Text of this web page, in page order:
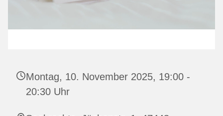
Montag, 10. November 2025, 19:00 -
20:30 Uhr